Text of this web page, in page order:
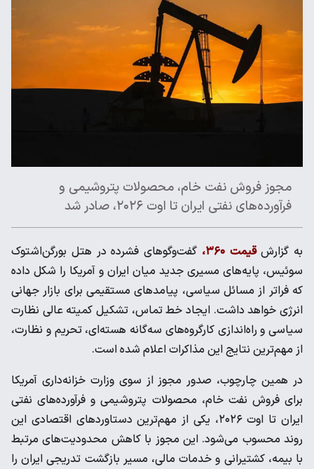
مجوز فروش نفت خام، محصولات پتروشیمی و
فرآورده‌های نفتی ایران تا اوت ۲۰۲۶، صادر شد
به گزارشقیمت ۳۶۰،
گفت‌وگوهای فشرده در هتل بورگن‌اشتوک
سوئیس، پایه‌های مسیری جدید میان ایران و آمریکا را شکل داده
که فراتر از مسائل سیاسی، پیامدهای مستقیمی برای بازار جهانی
انرژی خواهد داشت. ایجاد خط تماس، تشکیل کمیته عالی نظارت
سیاسی و راه‌اندازی کارگروه‌های سه‌گانه هسته‌ای، تحریم و نظارت،
از مهم‌ترین نتایج این مذاکرات اعلام شده است.
در همین چارچوب، صدور مجوز از سوی وزارت خزانه‌داری آمریکا
برای فروش نفت خام، محصولات پتروشیمی و فرآورده‌های نفتی
ایران تا اوت ۲۰۲۶، یکی از مهم‌ترین دستاوردهای اقتصادی این
روند محسوب می‌شود. این مجوز با کاهش محدودیت‌های مرتبط
با بیمه، کشتیرانی و خدمات مالی، مسیر بازگشت تدریجی ایران را